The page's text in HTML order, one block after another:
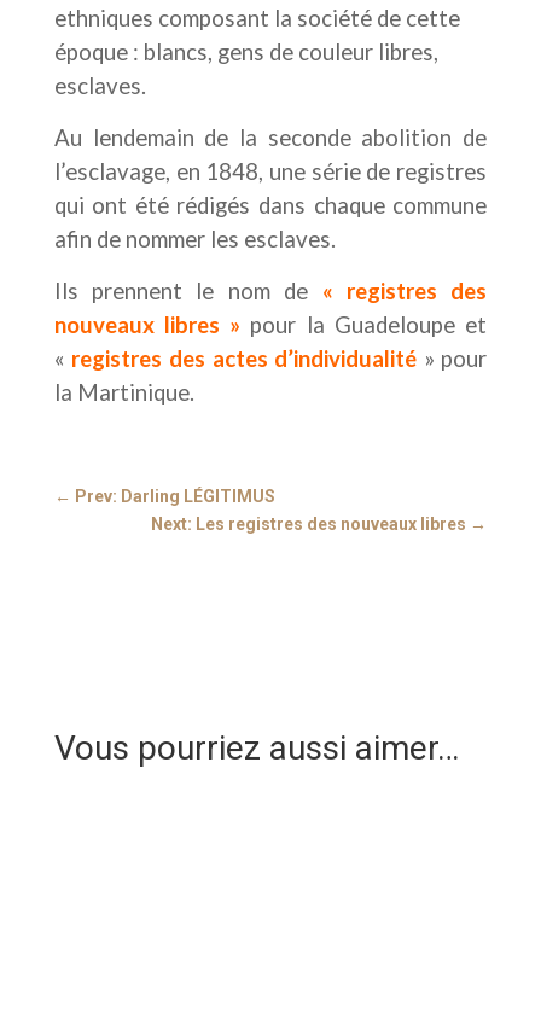
ethniques composant la société de cette
époque : blancs, gens de couleur libres,
esclaves.
Au lendemain de la seconde abolition de
l’esclavage, en 1848, une série de registres
qui ont été rédigés dans chaque commune
afin de nommer les esclaves.
Ils prennent le nom de « registres des
nouveaux libres » pour la Guadeloupe et
« registres des actes d’individualité » pour
la Martinique.
← Prev: Darling LÉGITIMUS
Next: Les registres des nouveaux libres →
Vous pourriez aussi aimer…